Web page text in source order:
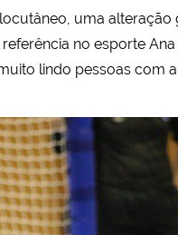
uma
no esporte
lindo pessoas com